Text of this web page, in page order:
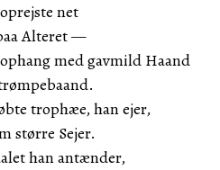
net
Alteret —
med gavmild Haand
trophæe, han ejer,
større Sejer.
han antænder,